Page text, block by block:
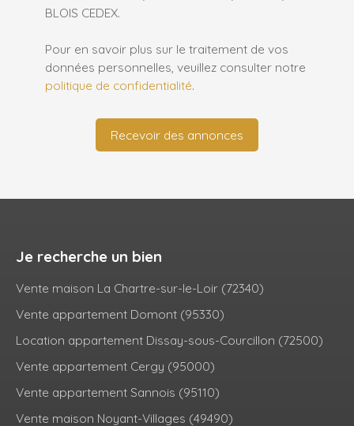
BLOIS CEDEX.
Pour en savoir plus sur le traitement de vos
données personnelles, veuillez consulter notre
politique de confidentialité.
Recevoir des annonces
Je recherche un bien
Vente maison La Chartre-sur-le-Loir (72340)
Vente appartement Domont (95330)
Location appartement Dissay-sous-Courcillon (72500)
Vente appartement Cergy (95000)
Vente appartement Sannois (95110)
Vente maison Noyant-Villages (49490)